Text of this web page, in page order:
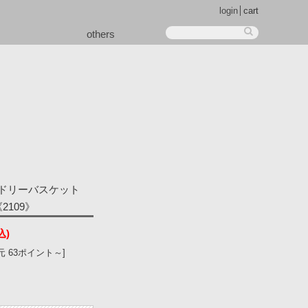
others
login cart
リーバスケット
》
)
63ポイント～]